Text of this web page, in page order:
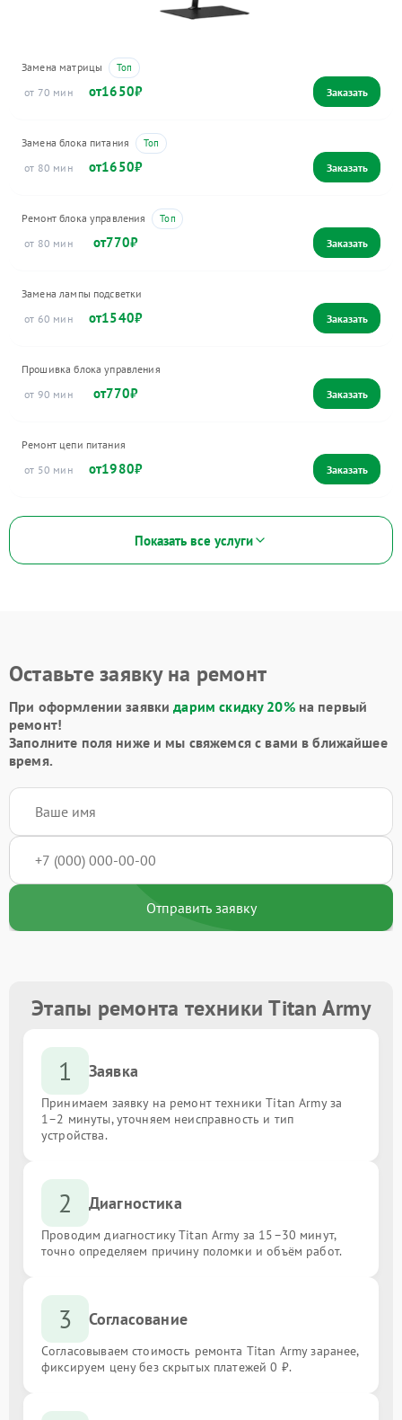
Замена матрицы
70
1650
Замена блока питания
80
1650
Ремонт блока управления
80
770
Замена лампы подсветки
60
1540
Прошивка блока управления
90
770
Ремонт цепи питания
50
1980
Показать все услуги
Оставьте заявку на ремонт
При оформлении заявкидарим скидку 20%на первый
ремонт!
Заполните поля ниже и мы свяжемся с вами в ближайшее
время.
Отправить заявку
Этапы ремонта техники Titan Army
1 Заявка
Принимаем заявку на ремонт техники Titan Army за
1–2 минуты, уточняем неисправность и тип
устройства.
2 Диагностика
Проводим диагностику Titan Army за 15–30 минут,
точно определяем причину поломки и объём работ.
3 Согласование
Согласовываем стоимость ремонта Titan Army заранее,
фиксируем цену без скрытых платежей 0 ₽.